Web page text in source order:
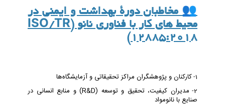
👥مخاطبان دورۀ بهداشت و ایمنی در
محیط های کار با فناوری نانو (ISO/TR
12885:2018)
1- کارکنان و پژوهشگران مراکز تحقیقاتی و آزمایشگاه‌ها
2-
مدیران کیفیت، تحقیق و توسعه (R&D) و منابع انسانی در
صنایع با نانومواد